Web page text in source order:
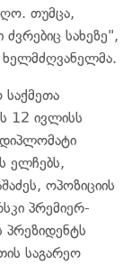
თუმცა,
სახეზე",
ხელმძღვანელმა.
12 ივლისს
ელჩებს,
ოპოზიციის
პრემიერ-
საგარეო